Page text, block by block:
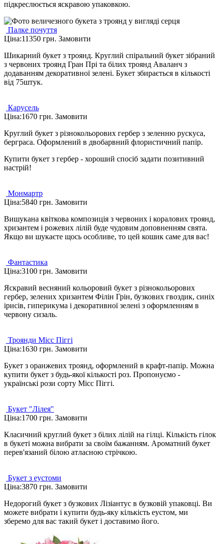
підкреслюється яскравою упаковкою.
Палке почуття
Ціна:11350 грн. Замовити
Шикарний букет з троянд. Круглий спіральний букет зібраний
з червоних троянд Гран Прі та білих троянд Аваланч з
додаванням декоративної зелені. Букет збирається в кількості
від 75штук.
Карусель
Ціна:1670 грн. Замовити
Круглий букет з різнокольорових гербер з зеленню рускуса,
берграса. Оформлений в двобарвний флористичний папір.
Купити букет з гербер - хороший спосіб задати позитивний
настрій!
Монмартр
Ціна:5840 грн. Замовити
Вишукана квіткова композиція з червоних і коралових троянд,
хризантем і рожевих лілій буде чудовим доповненням свята.
Якщо ви шукаєте щось особливе, то цей кошик саме для вас!
Фантастика
Ціна:3100 грн. Замовити
Яскравий весняний кольоровий букет з різнокольорових
гербер, зелених хризантем Філін Грін, бузкових гвоздик, синіх
ірисів, гиперикума і декоративної зелені з оформленням в
червону сизаль.
Троянди Місс Піггі
Ціна:1630 грн. Замовити
Букет з оранжевих троянд, оформлений в крафт-папір. Можна
купити букет з будь-якої кількості роз. Пропонуємо -
українські рози сорту Місс Піггі.
Букет "Лілея"
Ціна:1700 грн. Замовити
Класичний круглий букет з білих лілій на гілці. Кількість гілок
в букеті можна вибрати за своїм бажанням. Ароматний букет
перев'язаний білою атласною стрічкою.
Букет з еустоми
Ціна:3870 грн. Замовити
Недорогий букет з бузкових Лізіантус в бузковій упаковці. Ви
можете вибрати і купити будь-яку кількість еустом, ми
зберемо для вас такий букет і доставимо його.